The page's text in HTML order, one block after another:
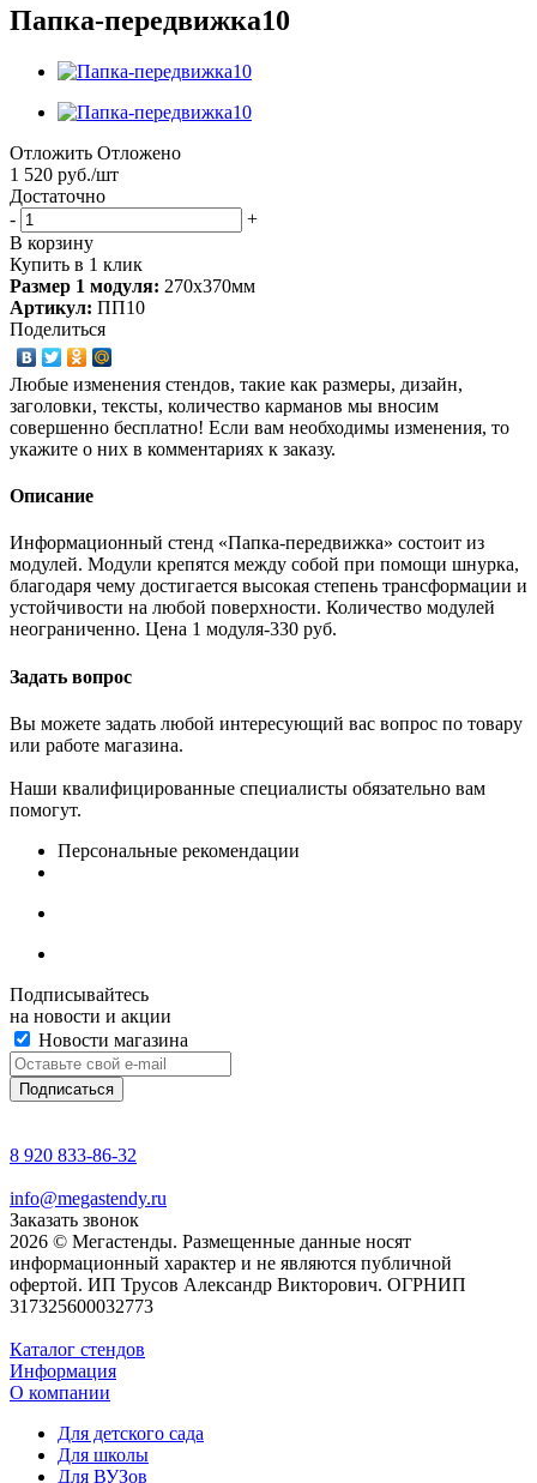
Папка-передвижка10
Отложить Отложено
1 520 руб./шт
Достаточно
-
+
В корзину
Купить в 1 клик
Размер 1 модуля: 270х370мм
Артикул: ПП10
Поделиться
Любые изменения стендов, такие как размеры, дизайн,
заголовки, тексты, количество карманов мы вносим
совершенно бесплатно! Если вам необходимы изменения, то
укажите о них в комментариях к заказу.
Описание
Информационный стенд «Папка-передвижка» состоит из
модулей. Модули крепятся между собой при помощи шнурка,
благодаря чему достигается высокая степень трансформации и
устойчивости на любой поверхности. Количество модулей
неограниченно. Цена 1 модуля-330 руб.
Задать вопрос
Вы можете задать любой интересующий вас вопрос по товару
или работе магазина.
Наши квалифицированные специалисты обязательно вам
помогут.
Персональные рекомендации
Подписывайтесь
на новости и акции
Новости магазина
8 920 833-86-32
info@megastendy.ru
Заказать звонок
2026 © Мегастенды. Размещенные данные носят
информационный характер и не являются публичной
офертой. ИП Трусов Александр Викторович. ОГРНИП
317325600032773
Каталог стендов
Информация
О компании
Для детского сада
Для школы
Для ВУЗов